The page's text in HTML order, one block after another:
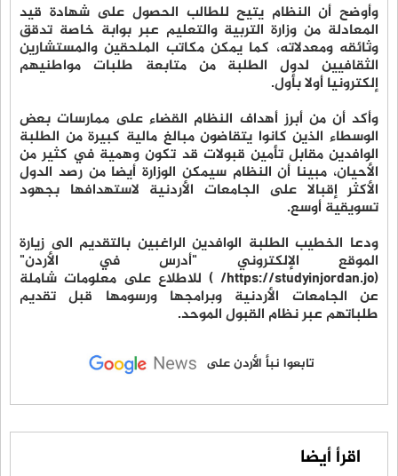
وأوضح أن النظام يتيح للطالب الحصول على شهادة قيد
المعادلة من وزارة التربية والتعليم عبر بوابة خاصة تدقق
وثائقه ومعدلاته، كما يمكن مكاتب الملحقين والمستشارين
الثقافيين لدول الطلبة من متابعة طلبات مواطنيهم
إلكترونيا أولا بأول.
وأكد أن من أبرز أهداف النظام القضاء على ممارسات بعض
الوسطاء الذين كانوا يتقاضون مبالغ مالية كبيرة من الطلبة
الوافدين مقابل تأمين قبولات قد تكون وهمية في كثير من
الأحيان، مبينا أن النظام سيمكن الوزارة أيضا من رصد الدول
الأكثر إقبالا على الجامعات الأردنية لاستهدافها بجهود
تسويقية أوسع.
ودعا الخطيب الطلبة الوافدين الراغبين بالتقديم الى زيارة
الموقع الإلكتروني "أدرس في الأردن"
(https://studyinjordan.jo/ ) للاطلاع على معلومات شاملة
عن الجامعات الأردنية وبرامجها ورسومها قبل تقديم
طلباتهم عبر نظام القبول الموحد.
تابعوا نبأ الأردن على
اقرأ أيضا